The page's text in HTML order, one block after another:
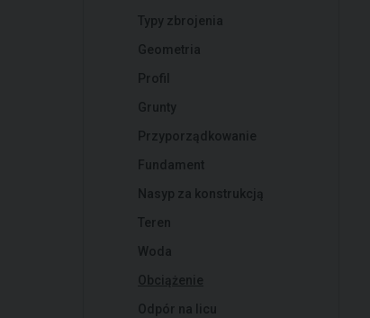
Typy zbrojenia
Geometria
Profil
Grunty
Przyporządkowanie
Fundament
Nasyp za konstrukcją
Teren
Woda
Obciążenie
Odpór na licu